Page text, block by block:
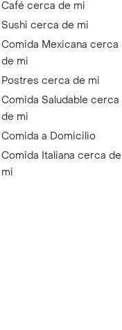
Café cerca de mi
Sushi cerca de mi
Comida Mexicana cerca
de mi
Postres cerca de mi
Comida Saludable cerca
de mi
Comida a Domicilio
Comida Italiana cerca de
mi